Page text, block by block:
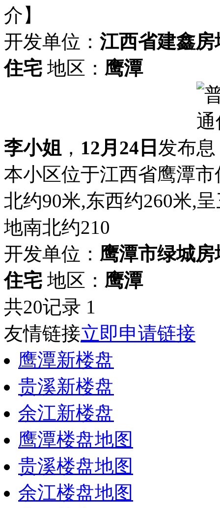
介】
开发单位： 江西省建鑫
住宅 地区： 鹰潭
李小姐 ， 12月24日 发布
本小区位于江西省鹰潭
北约90米,东西约260米,
地南北约210
开发单位： 鹰潭市绿城
住宅 地区： 鹰潭
共20记录 1
友情链接立即申请链接
鹰潭新楼盘
贵溪新楼盘
余江新楼盘
鹰潭楼盘地图
贵溪楼盘地图
余江楼盘地图